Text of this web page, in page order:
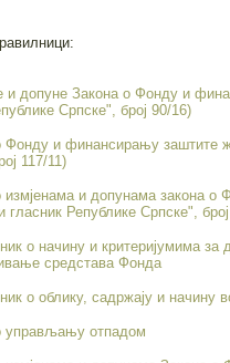
и допуне Закона о Фонду и
Српске", број 90/16)
Фонду и финансирању заштите
117/11)
измјенама и допунама закона
гласник Републике Српске",
о начину и критеријумима за
средстава Фонда
о облику, садржају и начину
управљању отпадом